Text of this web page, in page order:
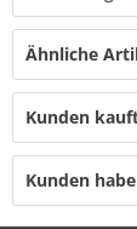
Ähnliche
Kunden
Kunden